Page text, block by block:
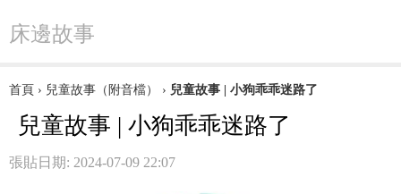
床邊故事
首頁 › 兒童故事（附音檔） › 兒童故事 | 小狗乖乖迷路了
兒童故事 | 小狗乖乖迷路了
張貼日期: 2024-07-09 22:07